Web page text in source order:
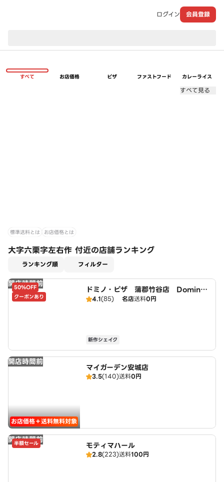
ログイン 会員登録
すべて お店価格 ピザ ファストフード カレーライス
すべて見る
標準送料とは お店価格とは
大字六栗字左右作 付近の店舗ランキング
ランキング順 フィルター
開店時間前
50%OFF
クーポンあり
ドミノ・ピザ 蒲郡竹谷店 Domin
o's4.1(85) 名店送料0円
新作シェイク
開店時間前
お店価格＋送料無料対象
マイガーデン安城店
3.5(140)送料0円
開店時間前
半額セール モティマハール
2.8(223)送料100円